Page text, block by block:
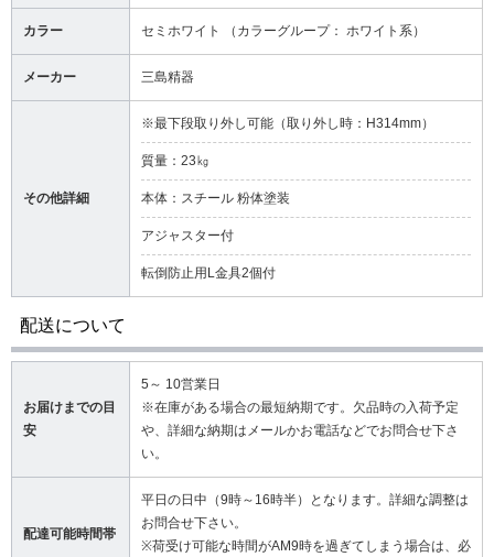
カラー セミホワイト （カラーグループ： ホワイト系）
メーカー 三島精器
その他詳細
※最下段取り外し可能（取り外し時：H314mm）
質量：23㎏
本体：スチール 粉体塗装
アジャスター付
転倒防止用L金具2個付
配送について
お届けまでの目
安
5～ 10営業日
※在庫がある場合の最短納期です。欠品時の入荷予定
や、詳細な納期はメールかお電話などでお問合せ下さ
い。
配達可能時間帯
平日の日中（9時～16時半）となります。詳細な調整は
お問合せ下さい。
※荷受け可能な時間がAM9時を過ぎてしまう場合は、必